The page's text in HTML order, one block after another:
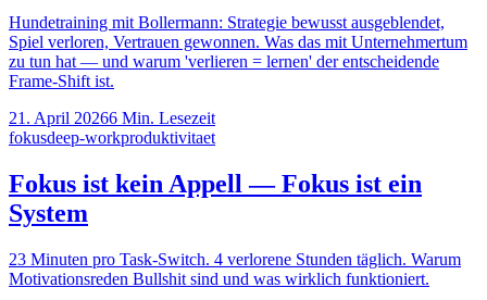
Hundetraining mit Bollermann: Strategie bewusst ausgeblendet,
Spiel verloren, Vertrauen gewonnen. Was das mit Unternehmertum
zu tun hat — und warum 'verlieren = lernen' der entscheidende
Frame-Shift ist.
21. April 20266 Min. Lesezeit
fokusdeep-workproduktivitaet
Fokus ist kein Appell — Fokus ist ein
System
23 Minuten pro Task-Switch. 4 verlorene Stunden täglich. Warum
Motivationsreden Bullshit sind und was wirklich funktioniert.